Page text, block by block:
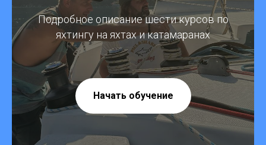
Подробное описание шести курсов по
яхтингу на яхтах и катамаранах
Начать обучение